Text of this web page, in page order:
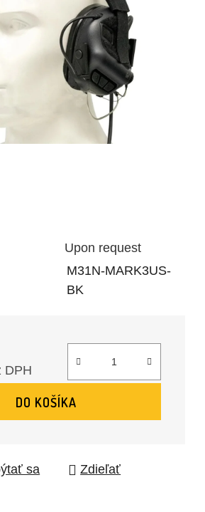
Upon request
M31N-MARK3US-
BK
DPH
DO KOŠÍKA
sa Zdieľať